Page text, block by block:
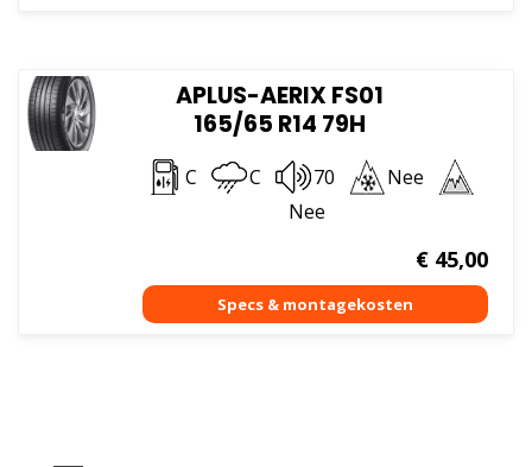
APLUS-AERIX FS01
165/65 R14 79H
C C 70
Nee
Nee
€45,00